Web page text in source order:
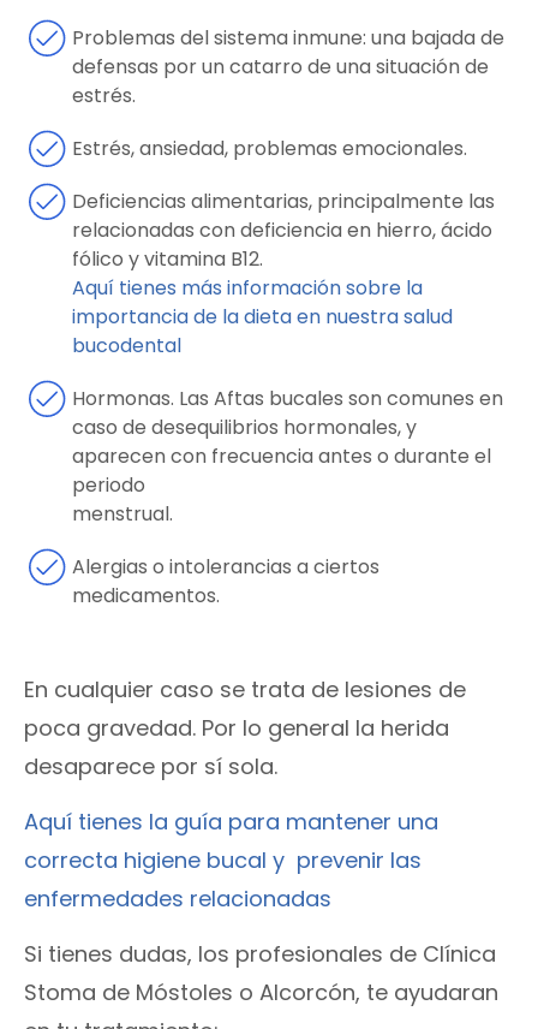
Problemas del sistema inmune: una bajada de
defensas por un catarro de una situación de
estrés.
Estrés, ansiedad, problemas emocionales.
Deficiencias alimentarias, principalmente las
relacionadas con deficiencia en hierro, ácido
fólico y vitamina B12.
Aquí tienes más información sobre la
importancia de la dieta en nuestra salud
bucodental
Hormonas. Las Aftas bucales son comunes en
caso de desequilibrios hormonales, y
aparecen con frecuencia antes o durante el
periodo
menstrual.
Alergias o intolerancias a ciertos
medicamentos.
En cualquier caso se trata de lesiones de
poca gravedad. Por lo general la herida
desaparece por sí sola.
Aquí tienes la guía para mantener una
correcta higiene bucal y prevenir las
enfermedades relacionadas
Si tienes dudas, los profesionales de Clínica
Stoma de Móstoles o Alcorcón, te ayudaran